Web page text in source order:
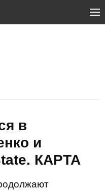
в
и
КАРТА